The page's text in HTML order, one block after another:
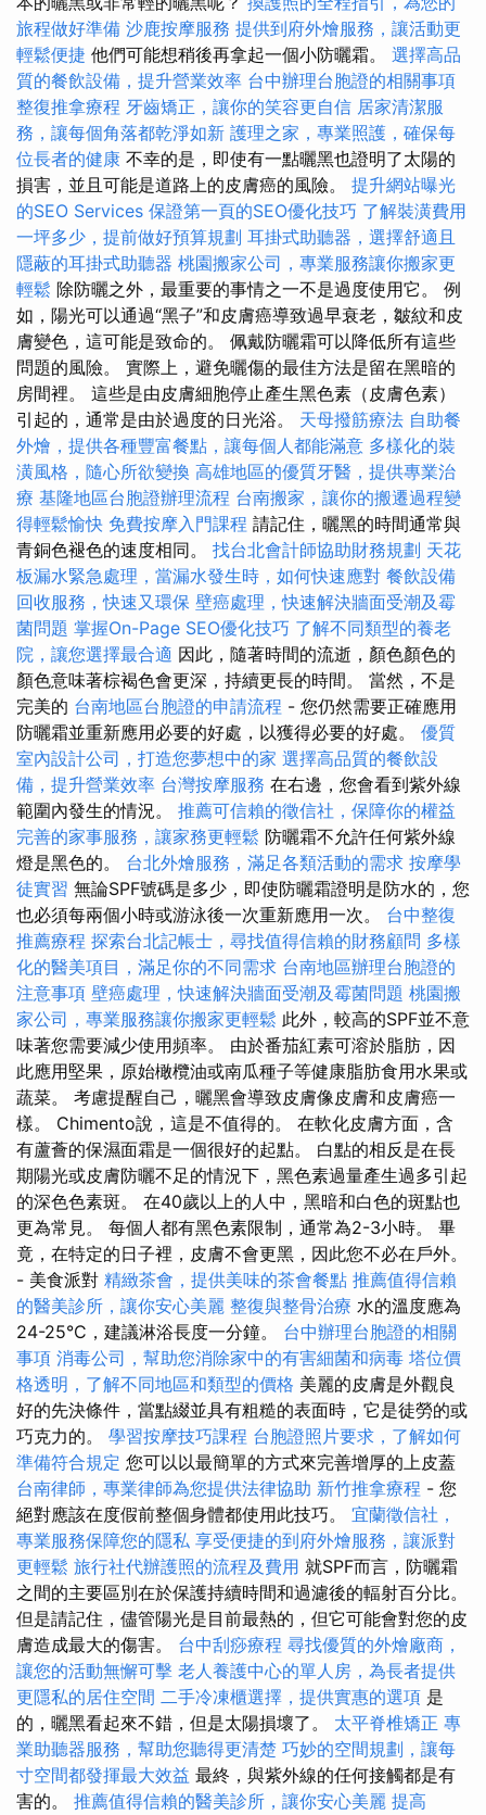
旅程做好準備 沙鹿按摩服務 提供到府外燴服務，讓活動更
輕鬆便捷 他們可能想稍後再拿起一個小防曬霜。 選擇高品
質的餐飲設備，提升營業效率 台中辦理台胞證的相關事項
整復推拿療程 牙齒矯正，讓你的笑容更自信 居家清潔服
務，讓每個角落都乾淨如新 護理之家，專業照護，確保每
位長者的健康 不幸的是，即使有一點曬黑也證明了太陽的
損害，並且可能是道路上的皮膚癌的風險。 提升網站曝光
的SEO Services 保證第一頁的SEO優化技巧 了解裝潢費用
一坪多少，提前做好預算規劃 耳掛式助聽器，選擇舒適且
隱蔽的耳掛式助聽器 桃園搬家公司，專業服務讓你搬家更
輕鬆 除防曬之外，最重要的事情之一不是過度使用它。 例
如，陽光可以通過“黑子”和皮膚癌導致過早衰老，皺紋和皮
膚變色，這可能是致命的。 佩戴防曬霜可以降低所有這些
問題的風險。 實際上，避免曬傷的最佳方法是留在黑暗的
房間裡。 這些是由皮膚細胞停止產生黑色素（皮膚色素）
引起的，通常是由於過度的日光浴。 天母撥筋療法 自助餐
外燴，提供各種豐富餐點，讓每個人都能滿意 多樣化的裝
潢風格，隨心所欲變換 高雄地區的優質牙醫，提供專業治
療 基隆地區台胞證辦理流程 台南搬家，讓你的搬遷過程變
得輕鬆愉快 免費按摩入門課程 請記住，曬黑的時間通常與
青銅色褪色的速度相同。 找台北會計師協助財務規劃 天花
板漏水緊急處理，當漏水發生時，如何快速應對 餐飲設備
回收服務，快速又環保 壁癌處理，快速解決牆面受潮及霉
菌問題 掌握On-Page SEO優化技巧 了解不同類型的養老
院，讓您選擇最合適 因此，隨著時間的流逝，顏色顏色的
顏色意味著棕褐色會更深，持續更長的時間。 當然，不是
完美的 台南地區台胞證的申請流程 - 您仍然需要正確應用
防曬霜並重新應用必要的好處，以獲得必要的好處。 優質
室內設計公司，打造您夢想中的家 選擇高品質的餐飲設
備，提升營業效率 台灣按摩服務 在右邊，您會看到紫外線
範圍內發生的情況。 推薦可信賴的徵信社，保障你的權益
完善的家事服務，讓家務更輕鬆 防曬霜不允許任何紫外線
燈是黑色的。 台北外燴服務，滿足各類活動的需求 按摩學
徒實習 無論SPF號碼是多少，即使防曬霜證明是防水的，您
也必須每兩個小時或游泳後一次重新應用一次。 台中整復
推薦療程 探索台北記帳士，尋找值得信賴的財務顧問 多樣
化的醫美項目，滿足你的不同需求 台南地區辦理台胞證的
注意事項 壁癌處理，快速解決牆面受潮及霉菌問題 桃園搬
家公司，專業服務讓你搬家更輕鬆 此外，較高的SPF並不意
味著您需要減少使用頻率。 由於番茄紅素可溶於脂肪，因
此應用堅果，原始橄欖油或南瓜種子等健康脂肪食用水果或
蔬菜。 考慮提醒自己，曬黑會導致皮膚像皮膚和皮膚癌一
樣。 Chimento說，這是不值得的。 在軟化皮膚方面，含
有蘆薈的保濕面霜是一個很好的起點。 白點的相反是在長
期陽光或皮膚防曬不足的情況下，黑色素過量產生過多引起
的深色色素斑。 在40歲以上的人中，黑暗和白色的斑點也
更為常見。 每個人都有黑色素限制，通常為2-3小時。 畢
竟，在特定的日子裡，皮膚不會更黑，因此您不必在戶外。
- 美食派對 精緻茶會，提供美味的茶會餐點 推薦值得信賴
的醫美診所，讓你安心美麗 整復與整骨治療 水的溫度應為
24-25°C，建議淋浴長度一分鐘。 台中辦理台胞證的相關
事項 消毒公司，幫助您消除家中的有害細菌和病毒 塔位價
格透明，了解不同地區和類型的價格 美麗的皮膚是外觀良
好的先決條件，當點綴並具有粗糙的表面時，它是徒勞的或
巧克力的。 學習按摩技巧課程 台胞證照片要求，了解如何
準備符合規定 您可以以最簡單的方式來完善增厚的上皮蓋
台南律師，專業律師為您提供法律協助 新竹推拿療程 - 您
絕對應該在度假前整個身體都使用此技巧。 宜蘭徵信社，
專業服務保障您的隱私 享受便捷的到府外燴服務，讓派對
更輕鬆 旅行社代辦護照的流程及費用 就SPF而言，防曬霜
之間的主要區別在於保護持續時間和過濾後的輻射百分比。
但是請記住，儘管陽光是目前最熱的，但它可能會對您的皮
膚造成最大的傷害。 台中刮痧療程 尋找優質的外燴廠商，
讓您的活動無懈可擊 老人養護中心的單人房，為長者提供
更隱私的居住空間 二手冷凍櫃選擇，提供實惠的選項 是
的，曬黑看起來不錯，但是太陽損壞了。 太平脊椎矯正 專
業助聽器服務，幫助您聽得更清楚 巧妙的空間規劃，讓每
寸空間都發揮最大效益 最終，與紫外線的任何接觸都是有
害的。 推薦值得信賴的醫美診所，讓你安心美麗 提高